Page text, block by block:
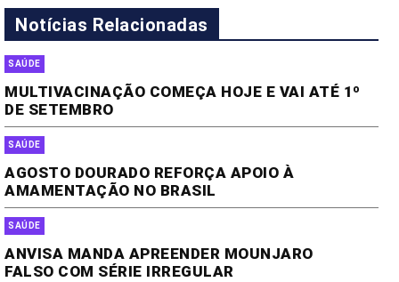
Notícias Relacionadas
SAÚDE
MULTIVACINAÇÃO COMEÇA HOJE E VAI ATÉ 1º
DE SETEMBRO
SAÚDE
AGOSTO DOURADO REFORÇA APOIO À
AMAMENTAÇÃO NO BRASIL
SAÚDE
ANVISA MANDA APREENDER MOUNJARO
FALSO COM SÉRIE IRREGULAR